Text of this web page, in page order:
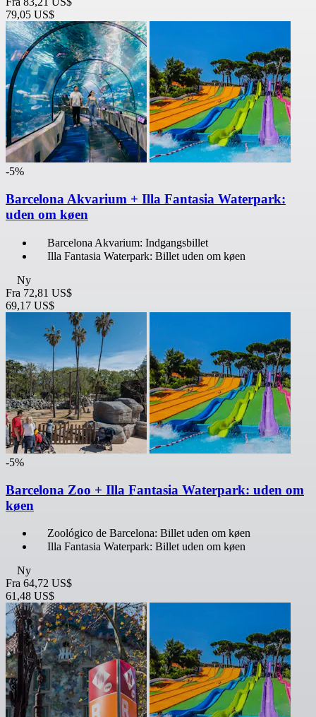
79,05 US$
-5%
Barcelona Akvarium + Illa Fantasia Waterpark:
uden om køen
Barcelona Akvarium: Indgangsbillet
Illa Fantasia Waterpark: Billet uden om køen
Ny
Fra 72,81 US$
69,17 US$
-5%
Barcelona Zoo + Illa Fantasia Waterpark: uden om
køen
Zoológico de Barcelona: Billet uden om køen
Illa Fantasia Waterpark: Billet uden om køen
Ny
Fra 64,72 US$
61,48 US$